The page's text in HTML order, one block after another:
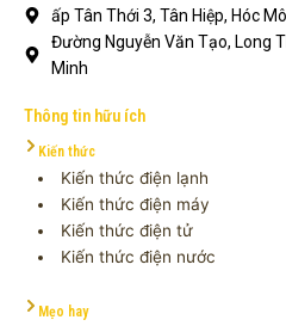
ấp Tân Thới 3, Tân Hiệp, Hóc
Đường Nguyễn Văn Tạo, Long
Minh
Thông tin hữu ích
Kiến thức
Kiến thức điện lạnh
Kiến thức điện máy
Kiến thức điện tử
Kiến thức điện nước
Mẹo hay